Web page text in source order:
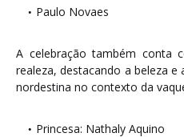
Paulo Novaes
A celebração também conta
realeza, destacando a beleza
nordestina no contexto da
Princesa: Nathaly Aquino